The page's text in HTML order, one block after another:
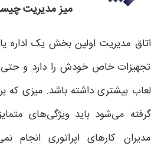
میز مدیریت
اتاق مدیریت اولین بخش یک اداره
تجهیزات خاص خودش را دارد و
لعاب بیشتری داشته باشد. میزی که
گرفته می‌شود باید ویژگی‌های
مدیران کارهای اپراتوری انجام